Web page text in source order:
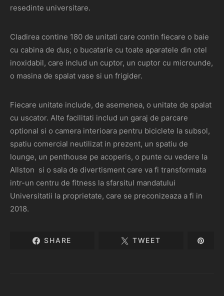
resedinte universitare.
Cladirea contine 180 de unitati care contin fiecare o baie
cu cabina de dus; o bucatarie cu toate aparatele din otel
inoxidabil, care includ un cuptor, un cuptor cu microunde,
o masina de spalat vase si un frigider.
Fiecare unitate include, de asemenea, o unitate de spalat
cu uscator. Alte facilitati includ un garaj de parcare
optional si o camera interioara pentru biciclete la subsol,
spatiu comercial neutilizat in prezent, un spatiu de
lounge, un penthouse pe acoperis, o punte cu vedere la
Allston si o sala de divertisment care va fi transformata
intr-un centru de fitness la sfarsitul mandatului
Universitatii la proprietate, care se preconizeaza a fi in
2018.
SHARE TWEET